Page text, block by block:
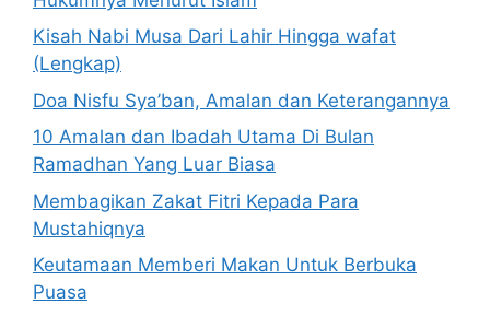
Kisah Nabi Musa Dari Lahir Hingga wafat
(Lengkap)
Doa Nisfu Sya’ban, Amalan dan Keterangannya
10 Amalan dan Ibadah Utama Di Bulan
Ramadhan Yang Luar Biasa
Membagikan Zakat Fitri Kepada Para
Mustahiqnya
Keutamaan Memberi Makan Untuk Berbuka
Puasa